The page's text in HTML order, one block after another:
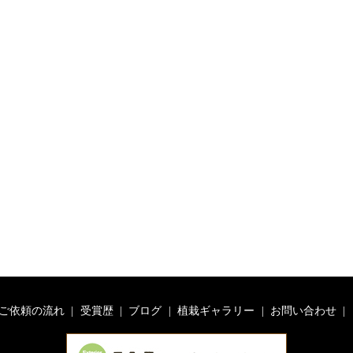
依頼の流れ 受賞歴 ブログ 植栽ギャラリー お問い合わせ